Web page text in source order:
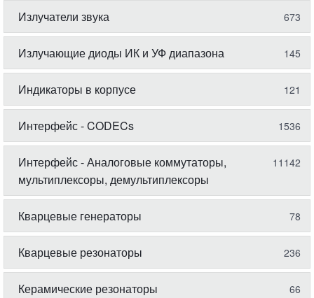
Излучатели звука 673
Излучающие диоды ИК и УФ диапазона 145
Индикаторы в корпусе 121
Интерфейс - CODECs 1536
Интерфейс - Аналоговые коммутаторы,
мультиплексоры, демультиплексоры
11142
Кварцевые генераторы 78
Кварцевые резонаторы 236
Керамические резонаторы 66